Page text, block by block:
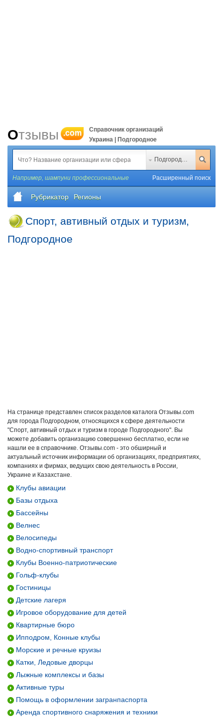
Отзывы .com
Справочник организаций
Украина | Подгородное
Подгородное
Например, шампуни профессиональные Расширенный поиск
Рубрикатор Регионы
Спорт, автивный отдых и туризм,
Подгородное
На странице представлен список разделов каталога Отзывы.com
для города Подгородном, относящихся к сфере деятельности
"Спорт, автивный отдых и туризм в городе Подгородного". Вы
можете добавить организацию совершенно бесплатно, если не
нашли ее в справочнике. Отзывы.com - это обширный и
актуальный источник информации об организациях, предприятиях,
компаниях и фирмах, ведущих свою деятельность в России,
Украине и Казахстане.
Клубы авиации
Базы отдыха
Бассейны
Велнес
Велосипеды
Водно-спортивный транспорт
Клубы Военно-патриотические
Гольф-клубы
Гостиницы
Детские лагеря
Игровое оборудование для детей
Квартирные бюро
Ипподром, Конные клубы
Морские и речные круизы
Катки, Ледовые дворцы
Лыжные комплексы и базы
Активные туры
Помощь в оформлении загранпаспорта
Аренда спортивного снаряжения и техники